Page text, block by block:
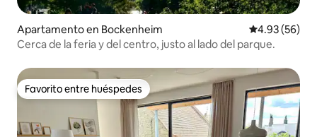
Apartamento en Bockenheim Calificación
4.93 (56)
Cerca de la feria y del centro, justo al lado del parque.
Favorito entre huéspedes
Favorito entre huéspedes